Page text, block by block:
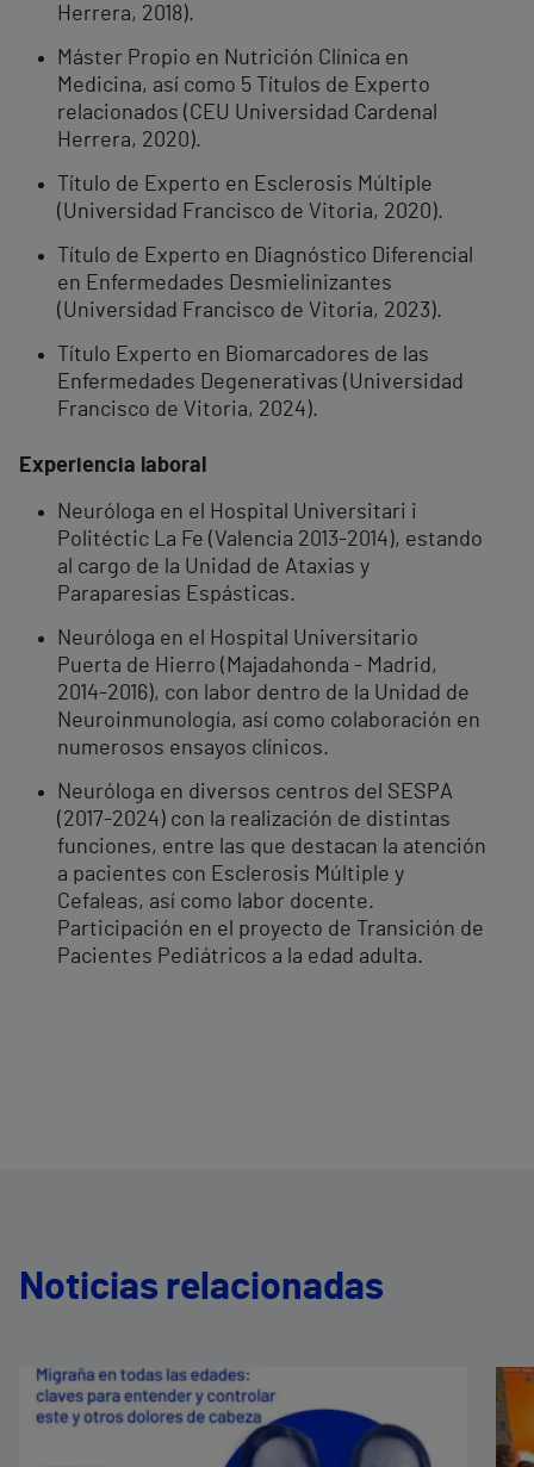
Herrera, 2018).
Máster Propio en Nutrición Clínica en
Medicina, así como 5 Títulos de Experto
relacionados (CEU Universidad Cardenal
Herrera, 2020).
Título de Experto en Esclerosis Múltiple
(Universidad Francisco de Vitoria, 2020).
Título de Experto en Diagnóstico Diferencial
en Enfermedades Desmielinizantes
(Universidad Francisco de Vitoria, 2023).
Título Experto en Biomarcadores de las
Enfermedades Degenerativas (Universidad
Francisco de Vitoria, 2024).
Experiencia laboral
Neuróloga en el Hospital Universitari i
Politéctic La Fe (Valencia 2013-2014), estando
al cargo de la Unidad de Ataxias y
Paraparesias Espásticas.
Neuróloga en el Hospital Universitario
Puerta de Hierro (Majadahonda - Madrid,
2014-2016), con labor dentro de la Unidad de
Neuroinmunología, así como colaboración en
numerosos ensayos clínicos.
Neuróloga en diversos centros del SESPA
(2017-2024) con la realización de distintas
funciones, entre las que destacan la atención
a pacientes con Esclerosis Múltiple y
Cefaleas, así como labor docente.
Participación en el proyecto de Transición de
Pacientes Pediátricos a la edad adulta.
Noticias relacionadas